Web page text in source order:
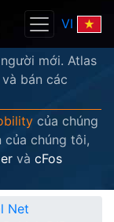
VI
mới. Atlas
bán các
của chúng
chúng tôi,
và cFos
Net